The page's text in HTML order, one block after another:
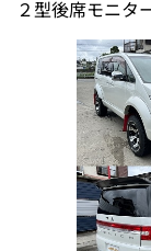
２型後席モニタ